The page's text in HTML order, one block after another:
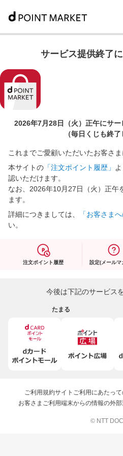
サービス提供終了
2026年7月28日（火）正午にサー
（毎日くじも終了
これまでご愛顧いただいたお客さ
本サイトの 「注文ポイント履歴」
認いただけます。
なお、2026年10月27日（火）正午
ます。
詳細につきましては、
「お客さま
い。
注文ポイント履歴 設定(メールマ
今後は下記のサービス
たまる
ご利用規約サイトご利用にあたっ
お客さまご利用端末からの情報の外
© NTT